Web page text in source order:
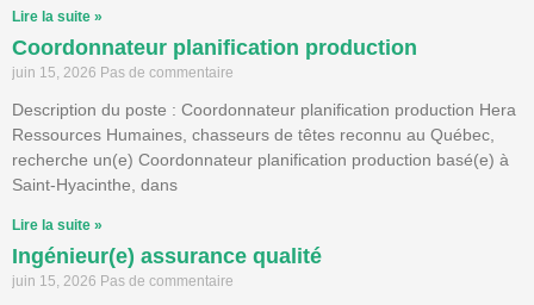
Lire la suite »
Coordonnateur planification production
juin 15, 2026 Pas de commentaire
Description du poste : Coordonnateur planification production Hera
Ressources Humaines, chasseurs de têtes reconnu au Québec,
recherche un(e) Coordonnateur planification production basé(e) à
Saint-Hyacinthe, dans
Lire la suite »
Ingénieur(e) assurance qualité
juin 15, 2026 Pas de commentaire